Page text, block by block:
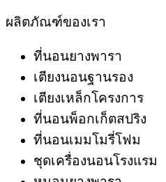
ผลิตภัณฑ์ของเรา
ที่นอนยางพารา
เตียงนอนฐานรอง
เตียงเหล็กโครงการ
ที่นอนพ็อกเก็ตสปริง
ที่นอนเมมโมรี่โฟม
ชุดเครื่องนอนโรงแรม